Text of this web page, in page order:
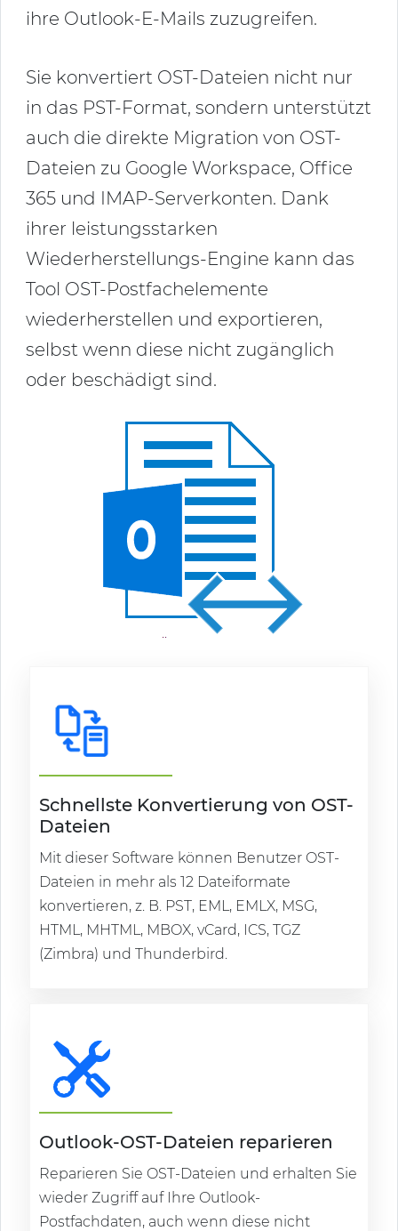
ihre Outlook-E-Mails zuzugreifen.
Sie konvertiert OST-Dateien nicht nur
in das PST-Format, sondern unterstützt
auch die direkte Migration von OST-
Dateien zu Google Workspace, Office
365 und IMAP-Serverkonten. Dank
ihrer leistungsstarken
Wiederherstellungs-Engine kann das
Tool OST-Postfachelemente
wiederherstellen und exportieren,
selbst wenn diese nicht zugänglich
oder beschädigt sind.
Schnellste Konvertierung von OST-
Dateien
Mit dieser Software können Benutzer OST-
Dateien in mehr als 12 Dateiformate
konvertieren, z. B. PST, EML, EMLX, MSG,
HTML, MHTML, MBOX, vCard, ICS, TGZ
(Zimbra) und Thunderbird.
Outlook-OST-Dateien reparieren
Reparieren Sie OST-Dateien und erhalten Sie
wieder Zugriff auf Ihre Outlook-
Postfachdaten, auch wenn diese nicht